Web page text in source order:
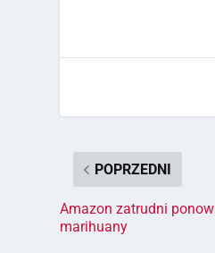
POPRZEDNI
Amazon zatrudni
marihuany